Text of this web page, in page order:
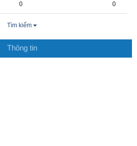
0 0
Tìm kiếm
Thông tin